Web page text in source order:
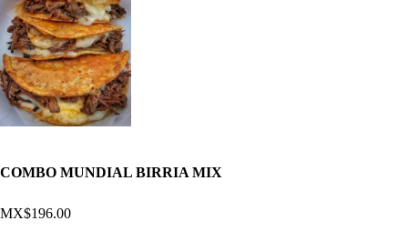
COMBO MUNDIAL BIRRIA MIX
MX$196.00